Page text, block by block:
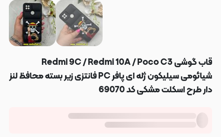
قاب گوشی Redmi 9C / Redmi 10A / Poco C3
شیائومی سیلیکون ژله ای پافر PC فانتزی زیر بسته محافظ لنز
دار طرح اسکلت مشکی کد 69070